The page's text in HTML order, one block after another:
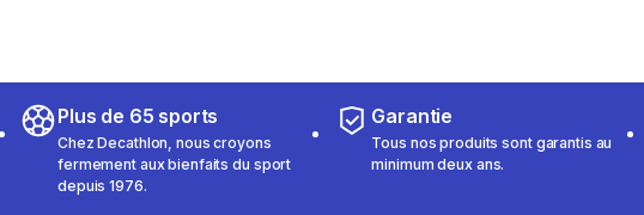
Plus de 65 sports
Chez Decathlon, nous croyons
fermement aux bienfaits du sport
depuis 1976.
Garantie
Tous nos produits sont garantis au
minimum deux ans.